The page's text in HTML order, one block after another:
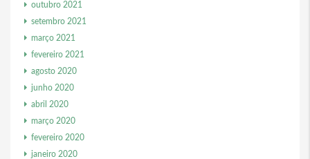
outubro 2021
setembro 2021
março 2021
fevereiro 2021
agosto 2020
junho 2020
abril 2020
março 2020
fevereiro 2020
janeiro 2020